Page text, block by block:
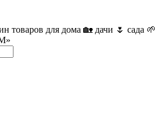
товаров для дома 🏡 дачи 🌷 сада 🌱